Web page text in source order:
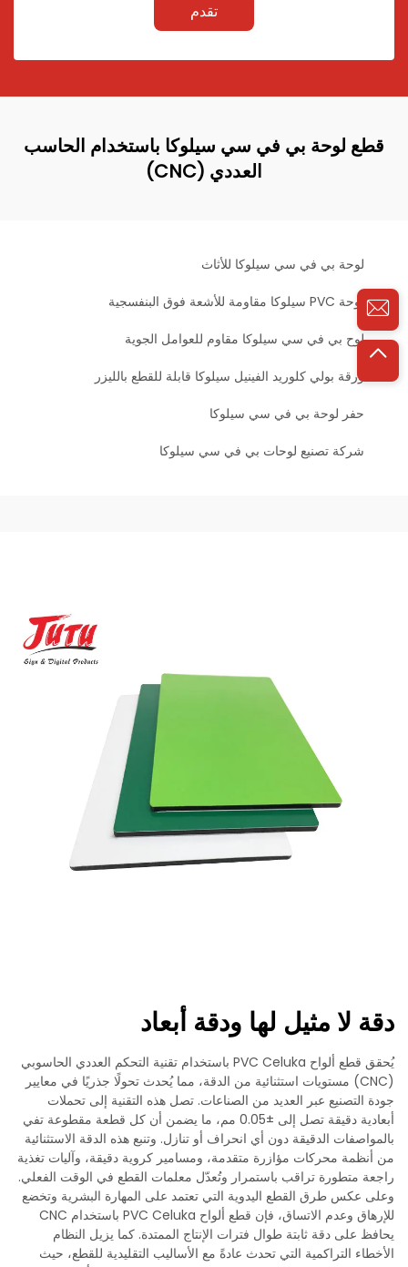
تقدم
قطع لوحة بي في سي سيلوكا باستخدام الحاسب
العددي (CNC)
لوحة بي في سي سيلوكا للأثاث
لوحة PVC سيلوكا مقاومة للأشعة فوق البنفسجية
لوح بي في سي سيلوكا مقاوم للعوامل الجوية
ورقة بولي كلوريد الفينيل سيلوكا قابلة للقطع بالليزر
حفر لوحة بي في سي سيلوكا
شركة تصنيع لوحات بي في سي سيلوكا
دقة لا مثيل لها ودقة أبعاد
يُحقق قطع ألواح PVC Celuka باستخدام تقنية التحكم العددي الحاسوبي
(CNC) مستويات استثنائية من الدقة، مما يُحدث تحولًا جذريًا في معايير
جودة التصنيع عبر العديد من الصناعات. تصل هذه التقنية إلى تحملات
أبعادية دقيقة تصل إلى ±0.05 مم، ما يضمن أن كل قطعة مقطوعة تفي
بالمواصفات الدقيقة دون أي انحراف أو تنازل. وتنبع هذه الدقة الاستثنائية
من أنظمة محركات مؤازرة متقدمة، ومسامير كروية دقيقة، وآليات تغذية
راجعة متطورة تراقب باستمرار وتُعدّل معلمات القطع في الوقت الفعلي.
وعلى عكس طرق القطع اليدوية التي تعتمد على المهارة البشرية وتخضع
للإرهاق وعدم الاتساق، فإن قطع ألواح PVC Celuka باستخدام CNC
يحافظ على دقة ثابتة طوال فترات الإنتاج الممتدة. كما يزيل النظام
الأخطاء التراكمية التي تحدث عادةً مع الأساليب التقليدية للقطع، حيث